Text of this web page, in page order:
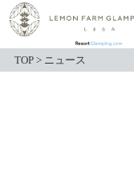
TOP > ニュース